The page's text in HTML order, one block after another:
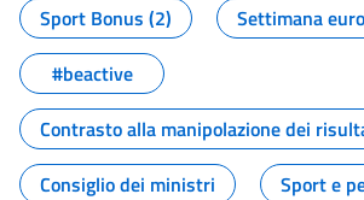
Sport Bonus (2)
Settimana
#beactive
Contrasto alla manipolazione dei
Consiglio dei ministri
Sport e